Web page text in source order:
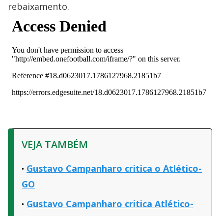
rebaixamento.
VEJA TAMBÉM
Gustavo Campanharo critica o Atlético-
GO
Gustavo Campanharo critica Atlético-